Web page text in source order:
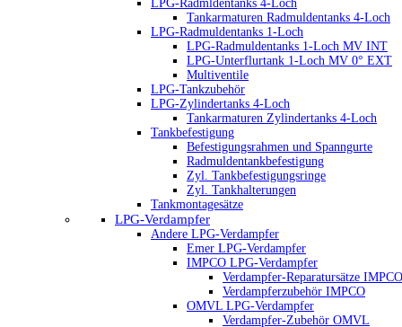
LPG-Radmldentanks 4-Loch
Tankarmaturen Radmuldentanks 4-Loch
LPG-Radmuldentanks 1-Loch
LPG-Radmuldentanks 1-Loch MV INT
LPG-Unterflurtank 1-Loch MV 0° EXT
Multiventile
LPG-Tankzubehör
LPG-Zylindertanks 4-Loch
Tankarmaturen Zylindertanks 4-Loch
Tankbefestigung
Befestigungsrahmen und Spanngurte
Radmuldentankbefestigung
Zyl. Tankbefestigungsringe
Zyl. Tankhalterungen
Tankmontagesätze
LPG-Verdampfer
Andere LPG-Verdampfer
Emer LPG-Verdampfer
IMPCO LPG-Verdampfer
Verdampfer-Reparatursätze IMPCO
Verdampferzubehör IMPCO
OMVL LPG-Verdampfer
Verdampfer-Zubehör OMVL